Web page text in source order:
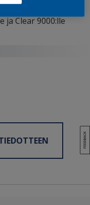
ja Clear 9000:lle